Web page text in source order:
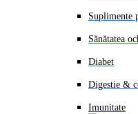
Suplimente
Sănătatea
Diabet
Digestie &
Imunitate